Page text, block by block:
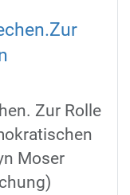
Zur Rolle
Moser